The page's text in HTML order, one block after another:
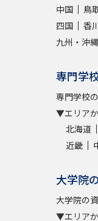
中国
鳥
四国
香
九州・沖縄
専門学
専門学校
▼エリア
北海道
近畿
大学院
大学院の
▼エリア